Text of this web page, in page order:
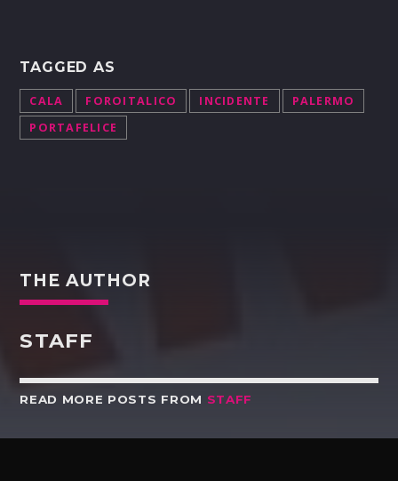
TAGGED AS
CALA FOROITALICO INCIDENTE
PALERMO
PORTAFELICE
THE AUTHOR
STAFF
READ MORE POSTS FROM STAFF